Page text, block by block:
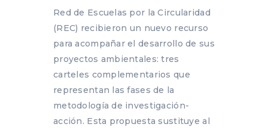
Red de Escuelas por la Circularidad
(REC) recibieron un nuevo recurso
para acompañar el desarrollo de sus
proyectos ambientales: tres
carteles complementarios que
representan las fases de la
metodología de investigación-
acción. Esta propuesta sustituye al